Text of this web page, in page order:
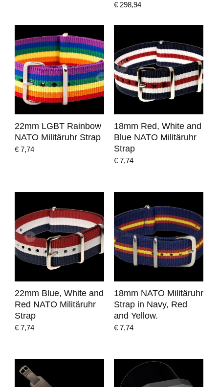
€ 298,94
22mm LGBT Rainbow
NATO Militäruhr Strap
€ 7,74
18mm Red, White and
Blue NATO Militäruhr
Strap
€ 7,74
22mm Blue, White and
Red NATO Militäruhr
Strap
€ 7,74
18mm NATO Militäruhr
Strap in Navy, Red
and Yellow.
€ 7,74